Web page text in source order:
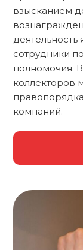
взысканием
деятельность
сотрудники
полномочия. В
коллекторов
компаний.